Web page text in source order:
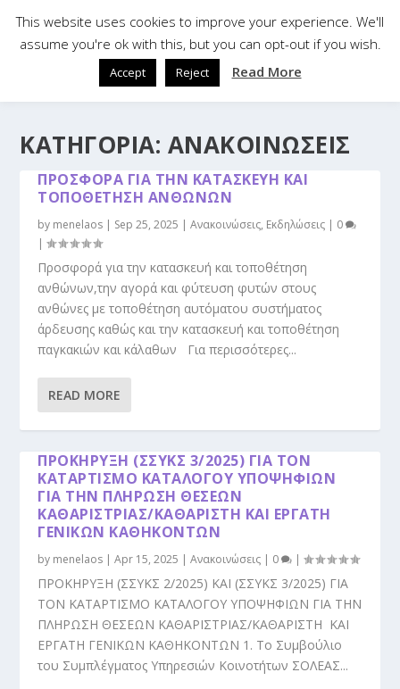
ΚΑΤΗΓΟΡΊΑ: ΑΝΑΚΟΙΝΏΣΕΙΣ
ΠΡΟΣΦΟΡΆ ΓΙΑ ΤΗΝ ΚΑΤΑΣΚΕΥΉ ΚΑΙ
ΤΟΠΟΘΈΤΗΣΗ ΑΝΘΏΝΩΝ
by menelaos | Sep 25, 2025 |Ανακοινώσεις, Εκδηλώσεις | 0
|
Προσφορά για την κατασκευή και τοποθέτηση
ανθώνων,την αγορά και φύτευση φυτών στους
ανθώνες με τοποθέτηση αυτόματου συστήματος
άρδευσης καθώς και την κατασκευή και τοποθέτηση
παγκακιών και κάλαθων Για περισσότερες...
READ MORE
ΠΡΟΚΗΡΥΞΗ (ΣΣΥΚΣ 3/2025) ΓΙΑ ΤΟΝ
ΚΑΤΑΡΤΙΣΜΟ ΚΑΤΑΛΟΓΟΥ ΥΠΟΨΗΦΙΩΝ
ΓΙΑ ΤΗΝ ΠΛΗΡΩΣΗ ΘΕΣΕΩΝ
ΚΑΘΑΡΙΣΤΡΙΑΣ/ΚΑΘΑΡΙΣΤΗ ΚΑΙ ΕΡΓΑΤΗ
ΓΕΝΙΚΩΝ ΚΑΘΗΚΟΝΤΩΝ
by menelaos |Apr 15, 2025 |Ανακοινώσεις | 0 |
ΠΡΟΚΗΡΥΞΗ (ΣΣΥΚΣ 2/2025) ΚΑΙ (ΣΣΥΚΣ 3/2025) ΓΙΑ
ΤΟΝ ΚΑΤΑΡΤΙΣΜΟ ΚΑΤΑΛΟΓΟΥ ΥΠΟΨΗΦΙΩΝ ΓΙΑ ΤΗΝ
ΠΛΗΡΩΣΗ ΘΕΣΕΩΝ ΚΑΘΑΡΙΣΤΡΙΑΣ/ΚΑΘΑΡΙΣΤΗ ΚΑΙ
ΕΡΓΑΤΗ ΓΕΝΙΚΩΝ ΚΑΘΗΚΟΝΤΩΝ 1. Το Συμβούλιο
του Συμπλέγματος Υπηρεσιών Κοινοτήτων ΣΟΛΕΑΣ...
This website uses cookies to improve your experience. We'll
assume you're ok with this, but you can opt-out if you wish.
Accept Reject Read More